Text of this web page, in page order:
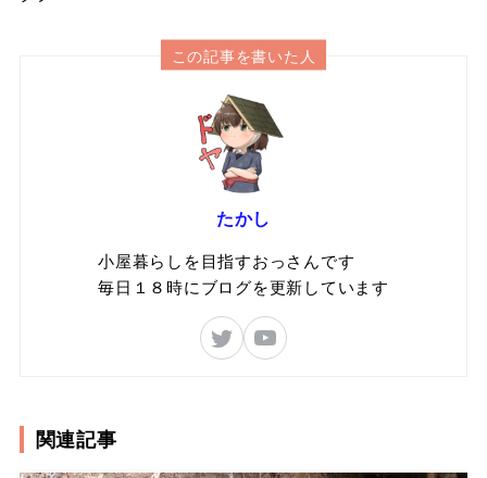
この記事を書いた人
たかし
小屋暮らしを目指すおっさんです
毎日１８時にブログを更新しています
関連記事